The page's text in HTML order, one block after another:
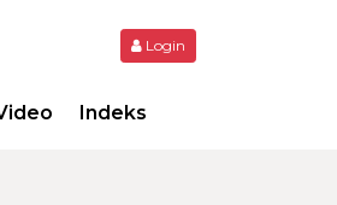
Login
Indeks